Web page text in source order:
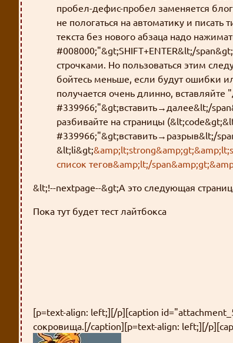
пробел-дефис-пробел заменяется
не пологаться на автоматику и
текста без нового абзаца надо
#008000;"&gt;SHIFT+ENTER&lt;/
строчками. Но пользоваться этим
бойтесь меньше, если будут ошибки
получается очень длинно,
#339966;"&gt;вставить→далее&lt;/
разбивайте на страницы
#339966;"&gt;вставить→разрыв&lt;/
&lt;li&gt;
список тегов&amp;lt;/
&lt;!--nextpage--&gt;А это следующая
Пока тут будет тест лайтбокса
[p=text-align: left;][/p][caption
сокровища.[/caption][p=text-align: left;][/